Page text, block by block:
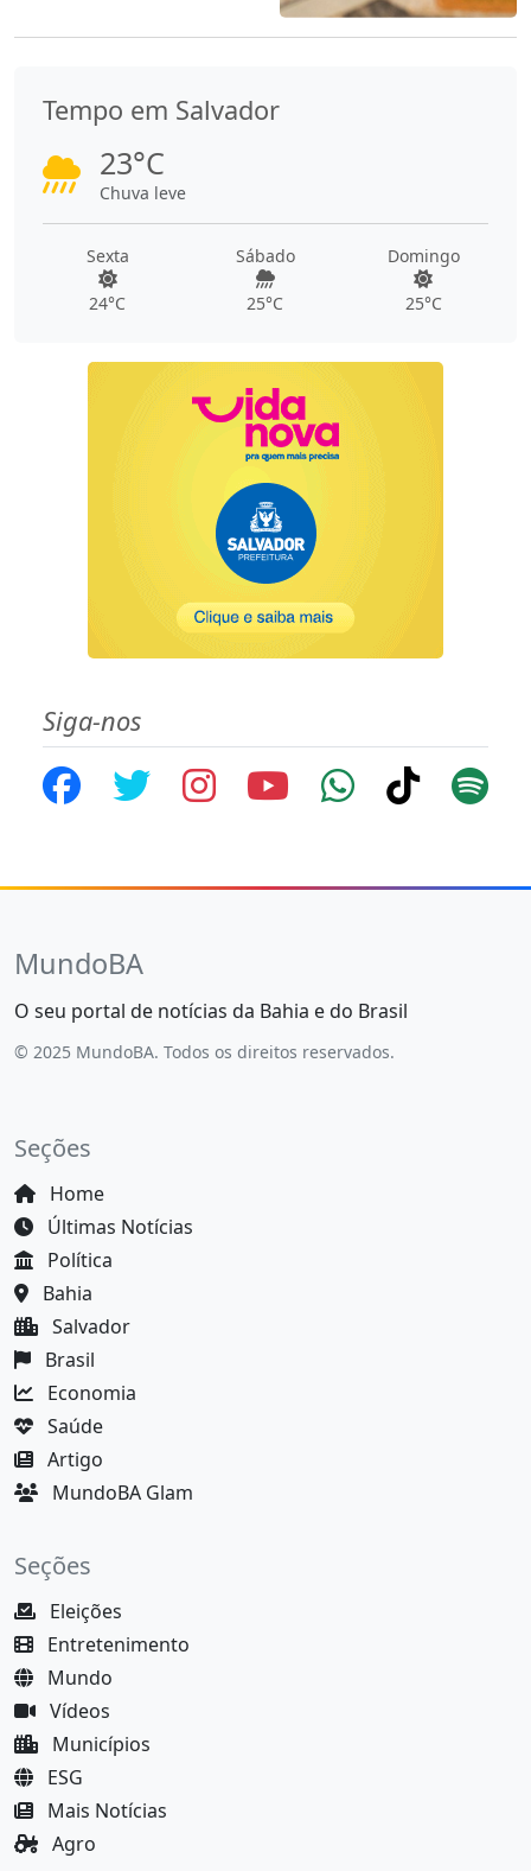
Tempo em Salvador
23°C
Chuva leve
Sexta
24°C
Sábado
25°C
Domingo
25°C
Siga-nos
MundoBA
O seu portal de notícias da Bahia e do Brasil
© 2025 MundoBA. Todos os direitos reservados.
Seções
Home
Últimas Notícias
Política
Bahia
Salvador
Brasil
Economia
Saúde
Artigo
MundoBA Glam
Seções
Eleições
Entretenimento
Mundo
Vídeos
Municípios
ESG
Mais Notícias
Agro